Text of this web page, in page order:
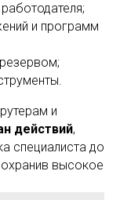
и программ
и
действий,
специалиста до
высокое